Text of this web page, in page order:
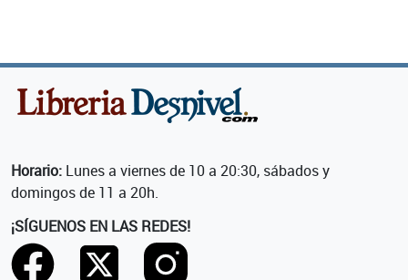
Horario: Lunes a viernes de 10 a 20:30, sábados y
domingos de 11 a 20h.
¡SÍGUENOS EN LAS REDES!